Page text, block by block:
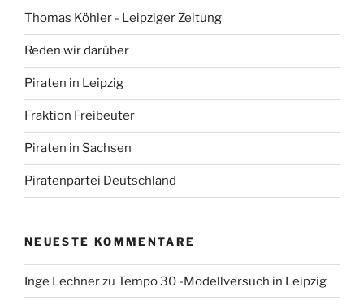
Thomas Köhler - Leipziger Zeitung
Reden wir darüber
Piraten in Leipzig
Fraktion Freibeuter
Piraten in Sachsen
Piratenpartei Deutschland
NEUESTE KOMMENTARE
Inge Lechnerzu Tempo 30 -Modellversuch in Leipzig